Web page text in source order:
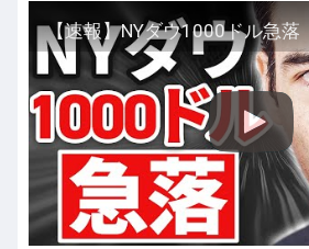
【速報】NYダウ1000ドル急落